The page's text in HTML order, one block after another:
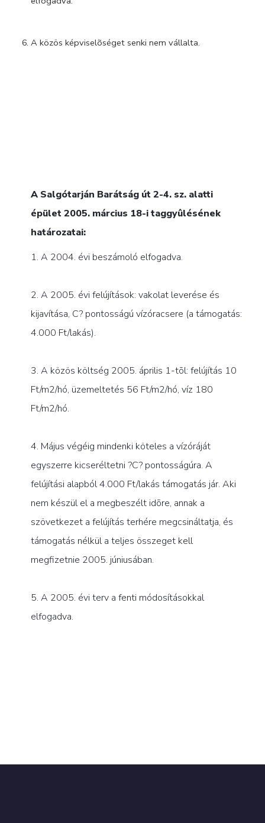
A közös képviselõséget senki nem vállalta.
A Salgótarján Barátság út 2-4. sz. alatti
épület 2005. március 18-i taggyûlésének
határozatai:
1. A 2004. évi beszámoló elfogadva.
2. A 2005. évi felújítások: vakolat leverése és
kijavítása, C? pontosságú vízóracsere (a támogatás:
4.000 Ft/lakás).
3. A közös költség 2005. április 1-tõl: felújítás 10
Ft/m2/hó, üzemeltetés 56 Ft/m2/hó, víz 180
Ft/m2/hó.
4. Május végéig mindenki köteles a vízóráját
egyszerre kicseréltetni ?C? pontosságúra. A
felújítási alapból 4.000 Ft/lakás támogatás jár. Aki
nem készül el a megbeszélt idõre, annak a
szövetkezet a felújítás terhére megcsináltatja, és
támogatás nélkül a teljes összeget kell
megfizetnie 2005. júniusában.
5. A 2005. évi terv a fenti módosításokkal
elfogadva.